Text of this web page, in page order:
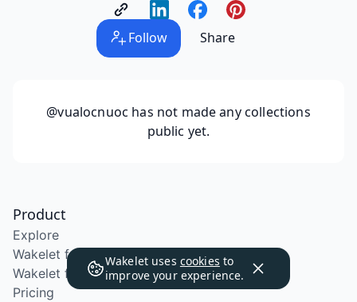
Follow Share
@vualocnuoc has not made any collections
public yet.
Wakelet uses cookies to
improve your experience.
Product
Explore
Wakelet for Education
Wakelet for School Districts
Pricing